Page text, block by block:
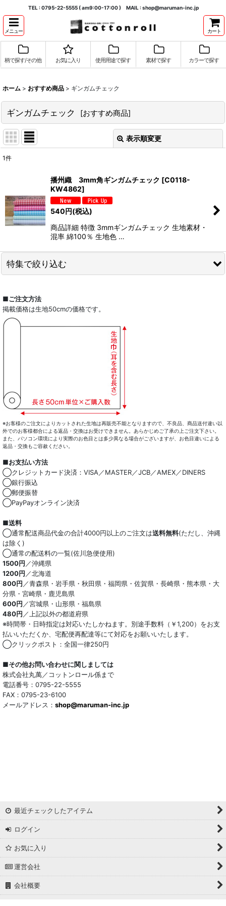
TEL : 0795-22-5555 ( am9:00-17:00 ) MAIL : shop@maruman-inc.jp
メニュー カート
柄で探す/その他 お気に入り 使用用途で探す 素材で探す カラーで探す
ホーム > おすすめ商品 > ギンガムチェック
ギンガムチェック [おすすめ商品]
表示順変更
並び順:
絞り込む
1件
播州織 3mm角ギンガムチェック [C0118-
KW4862]
540円(税込)
商品詳細 特徴 3mmギンガムチェック 生地素材・
混率 綿100％ 生地色 …
特集で絞り込む
ドレスシャツ
コート・ボトム・バッグ
マスク
小物類
綿100％
麻混
ストレッチ
オーガニック
和紙混生地
ポリエステル混
テンセル混
キュプラ/レーヨン混
シルク混
ウール混
トリアセテート混
サッカー/クレープ
マドラスチェック
ドビー
撥水加工
起毛生地
■ご注文方法
掲載価格は生地50cmの価格です。
※お客様のご注文によりカットされた生地は再販売不能となりますので、不良品、商品送付違い以
外でのお客様都合による返品・交換はお受けできません。あらかじめご了承の上ご注文下さい。
また、パソコン環境により実際のお色目とは多少異なる場合がございますが、お色目違いによる
返品・交換もご容赦ください。
■お支払い方法
◯クレジットカード決済：VISA／MASTER／JCB／AMEX／DINERS
◯銀行振込
◯郵便振替
◯PayPayオンライン決済
■送料
◯通常配送商品代金の合計4000円以上のご注文は送料無料(ただし、沖縄
は除く)
◯通常の配送料の一覧(佐川急便使用)
1500円 ／沖縄県
1200円 ／北海道
800円 ／青森県・岩手県・秋田県・福岡県・佐賀県・長崎県・熊本県・大
分県・宮崎県・鹿児島県
600円 ／宮城県・山形県・福島県
480円 ／上記以外の都道府県
※時間帯・日時指定は対応いたしかねます。別途手数料（￥1,200）をお支
払いいただくか、宅配便再配達等にて対応をお願いいたします。
◯クリックポスト：全国一律250円
■その他お問い合わせに関しましては
株式会社丸萬／コットンロール係まで
電話番号：0795-22-5555
FAX：0795-23-6100
メールアドレス： shop@maruman-inc.jp
最近チェックしたアイテム
ログイン
お気に入り
運営会社
会社概要